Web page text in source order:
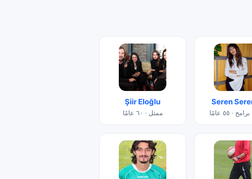
Seren
· ٥٥ عامًا
Şiir Eloğlu
ممثل · ٦٠ عامًا